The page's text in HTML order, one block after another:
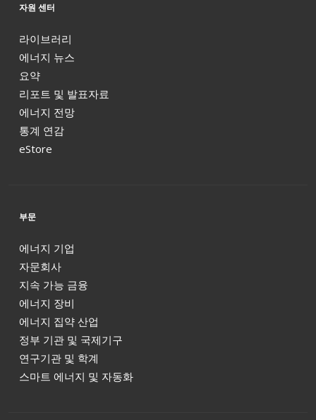
자원 센터
라이브러리
에너지 뉴스
요약
리포트 및 발표자료
에너지 전망
통계 연감
eStore
부문
에너지 기업
자문회사
지속 가능 금융
에너지 장비
에너지 집약 산업
정부 기관 및 국제기구
연구기관 및 학계
스마트 에너지 및 자동화